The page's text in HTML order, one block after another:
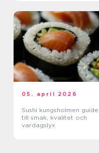
05. april 2026
Sushi kungsholmen guide
till smak, kvalitet och
vardagslyx